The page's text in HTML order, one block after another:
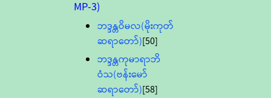
MP-3)
ဘဒ္ဒန္တဝိမလ(မိုးကုတ်
ဆရာတော်)[50]
ဘဒ္ဒန္တကုမာရာဘိ
ဝံသ(ဗန်းမော်
ဆရာတော်)[58]